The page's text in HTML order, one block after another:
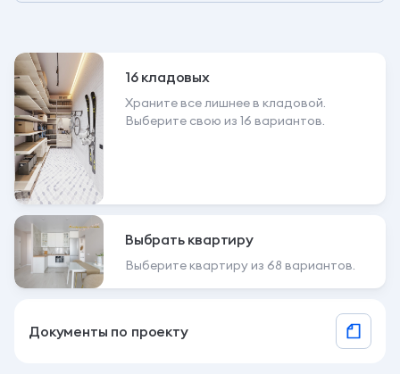
16 кладовых
Храните все лишнее в кладовой.
Выберите свою из 16 вариантов.
Выбрать квартиру
Выберите квартиру из 68 вариантов.
Документы по проекту